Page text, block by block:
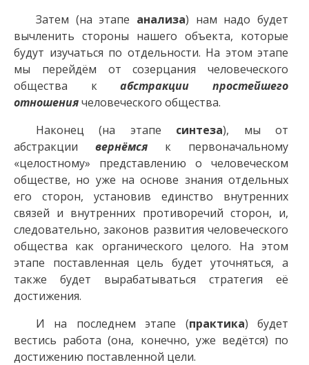
Затем (на этапе анализа) нам надо будет
вычленить стороны нашего объекта, которые
будут изучаться по отдельности. На этом этапе
мы перейдём от созерцания человеческого
общества кабстракции простейшего
отношениячеловеческого общества.
Наконец (на этапе синтеза), мы от
абстракции вернёмся к первоначальному
«целостному» представлению о человеческом
обществе, но уже на основе знания отдельных
его сторон, установив единство внутренних
связей и внутренних противоречий сторон, и,
следовательно, законов развития человеческого
общества как органического целого. На этом
этапе поставленная цель будет уточняться, а
также будет вырабатываться стратегия её
достижения.
И на последнем этапе (практика) будет
вестись работа (она, конечно, уже ведётся) по
достижению поставленной цели.